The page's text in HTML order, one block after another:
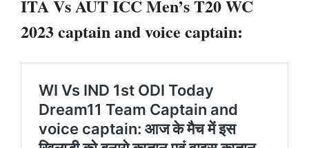
ITA Vs AUT ICC Men’s T20 WC
2023 captain and voice captain: